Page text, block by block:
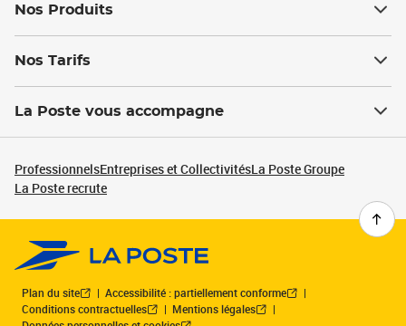
Nos Produits
Nos Tarifs
La Poste vous accompagne
ProfessionnelsEntreprises et CollectivitésLa Poste Groupe
La Poste recrute
Plan du site
Accessibilité : partiellement conforme
Conditions contractuelles
Mentions légales